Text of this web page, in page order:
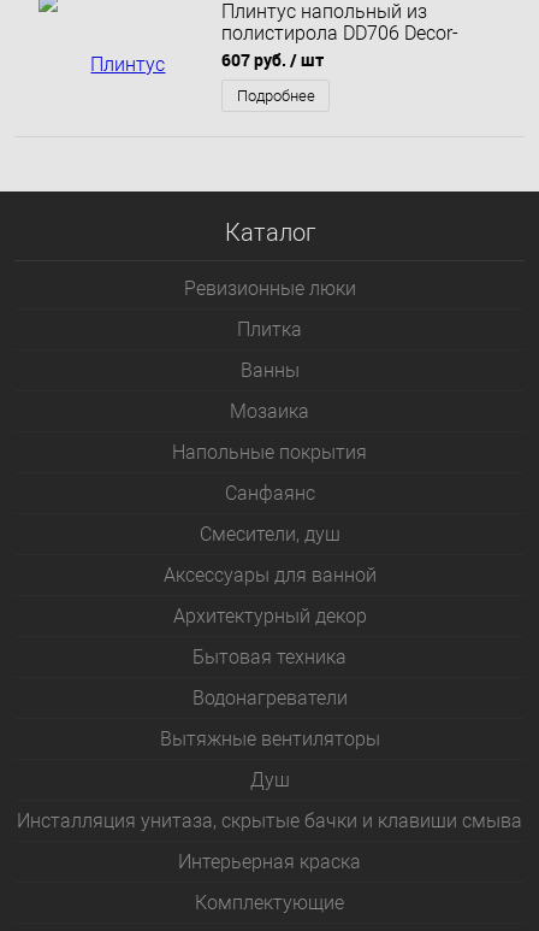
Плинтус напольный из
полистирола DD706 Decor-
Dizayn
607 руб. / шт
Подробнее
Каталог
Ревизионные люки
Плитка
Bанны
Мозаика
Напольные покрытия
Санфаянс
Смесители, душ
Аксессуары для ванной
Архитектурный декор
Бытовая техника
Водонагреватели
Вытяжные вентиляторы
Душ
Инсталляция унитаза, скрытые бачки и клавиши смыва
Интерьерная краска
Комплектующие